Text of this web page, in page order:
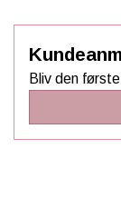
Bliv den